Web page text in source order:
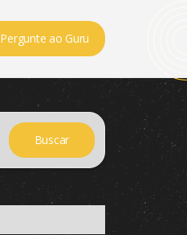
Pergunte ao Guru